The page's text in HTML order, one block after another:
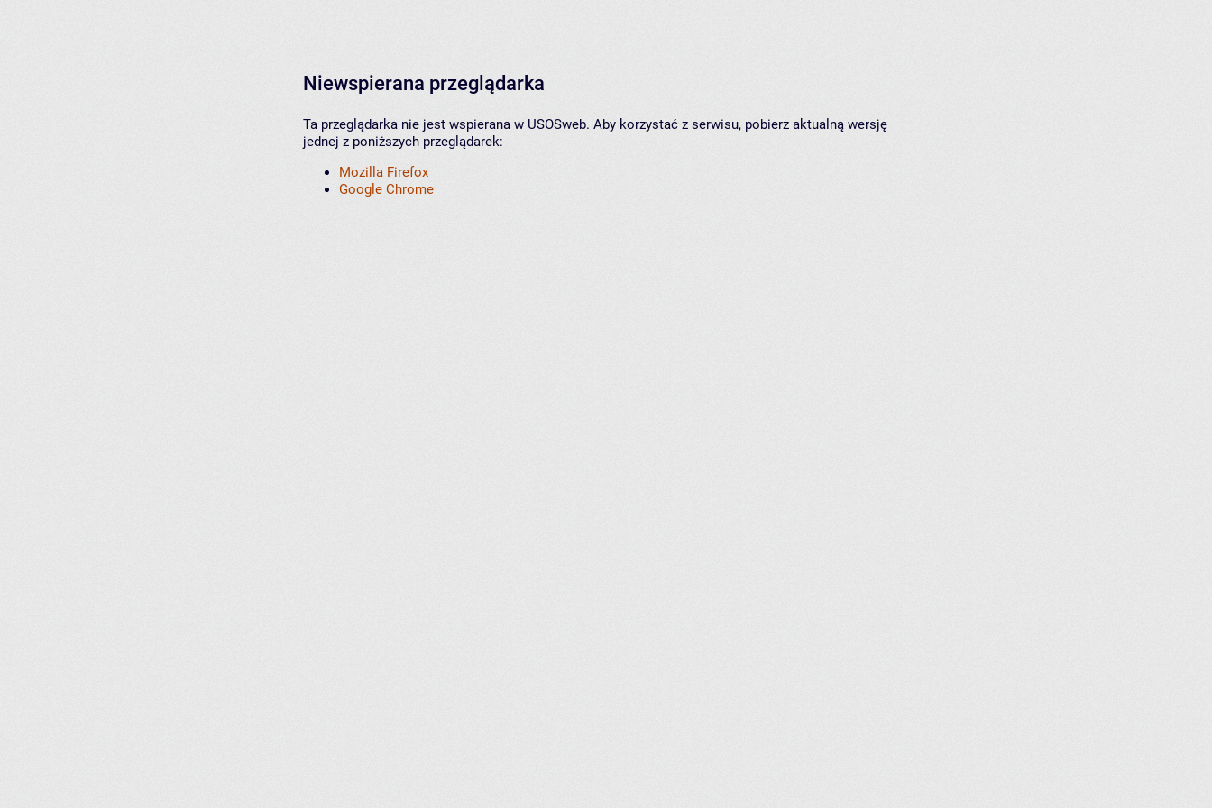
Niewspierana przeglądarka
Ta przeglądarka nie jest wspierana w USOSweb. Aby korzystać z serwisu, pobierz aktualną wersję
jednej z poniższych przeglądarek:
Mozilla Firefox
Google Chrome